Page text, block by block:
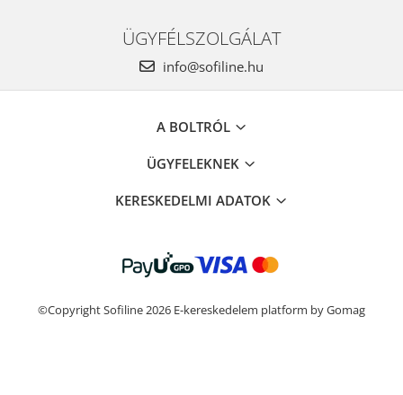
ÜGYFÉLSZOLGÁLAT
info@sofiline.hu
A BOLTRÓL
ÜGYFELEKNEK
KERESKEDELMI ADATOK
©Copyright Sofiline 2026 E-kereskedelem platform by Gomag